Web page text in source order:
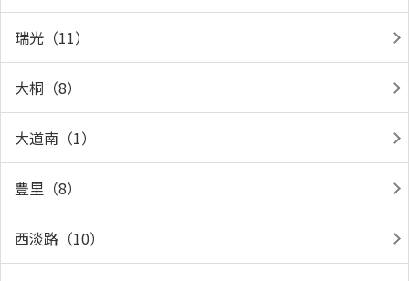
瑞光（11）
大桐（8）
大道南（1）
豊里（8）
西淡路（10）